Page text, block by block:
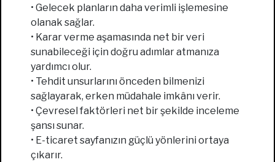
• Gelecek planların daha verimli işlemesine
olanak sağlar.
• Karar verme aşamasında net bir veri
sunabileceği için doğru adımlar atmanıza
yardımcı olur.
• Tehdit unsurlarını önceden bilmenizi
sağlayarak, erken müdahale imkânı verir.
• Çevresel faktörleri net bir şekilde inceleme
şansı sunar.
• E-ticaret sayfanızın güçlü yönlerini ortaya
çıkarır.